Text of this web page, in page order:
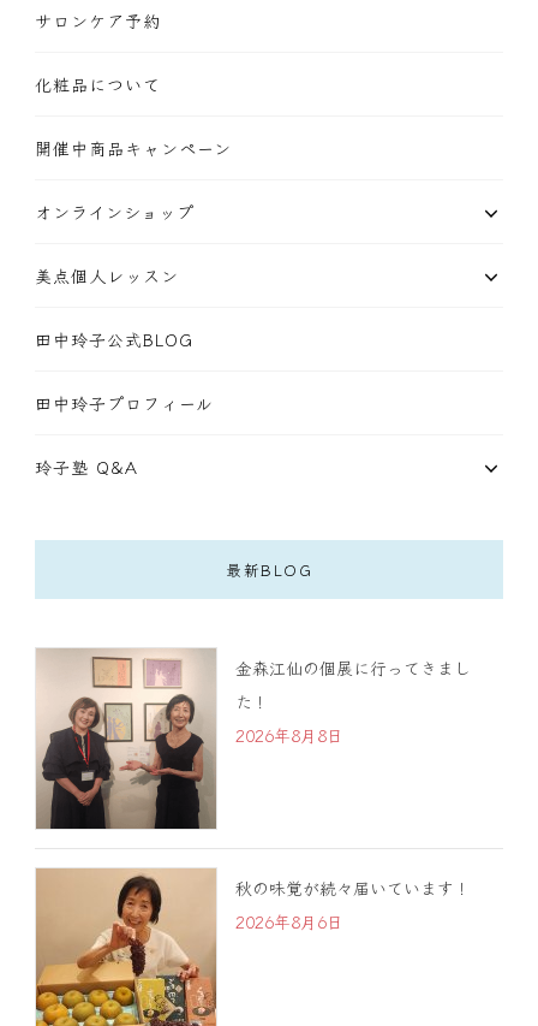
サロンケア予約
化粧品について
開催中商品キャンペーン
オンラインショップ
美点個人レッスン
田中玲子公式BLOG
田中玲子プロフィール
玲子塾 Q&A
最新BLOG
金森江仙の個展に行ってきまし
た！
2026年8月8日
秋の味覚が続々届いています！
2026年8月6日